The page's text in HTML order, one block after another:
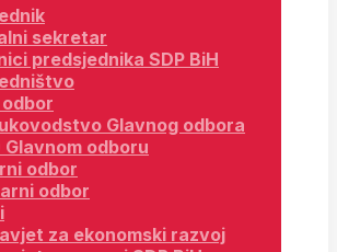
sekretar
predsjednika SDP BiH
Glavnog odbora
Glavnom odboru
odbor
odbor
za ekonomski razvoj